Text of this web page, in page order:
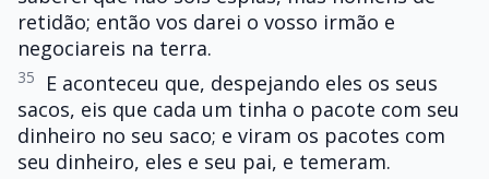
retidão; então vos darei o vosso irmão e
negociareis na terra.
35
E aconteceu que, despejando eles os seus
sacos, eis que cada um tinha o pacote com seu
dinheiro no seu saco; e viram os pacotes com
seu dinheiro, eles e seu pai, e temeram.